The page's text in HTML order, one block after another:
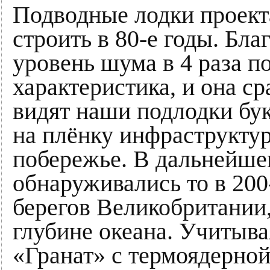
Подводные лодки
строить в 80-е годы.
уровень шума в 4 раза
характеристика, и она
видят наши подлодки
на плёнку
побережье. В
обнаруживались то в
берегов
глубине океана.
«Гранат» с